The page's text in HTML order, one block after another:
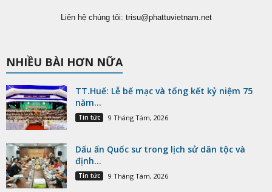
Liên hệ chúng tôi: trisu@phattuvietnam.net
NHIỀU BÀI HƠN NỮA
TT.Huế: Lễ bế mạc và tổng kết kỷ niệm 75
năm...
Tin tức 9 Tháng Tám, 2026
Dấu ấn Quốc sư trong lịch sử dân tộc và
định...
Tin tức 9 Tháng Tám, 2026